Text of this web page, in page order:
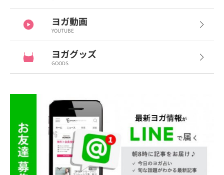
ヨガ動画
YOUTUBE
ヨガグッズ
GOODS